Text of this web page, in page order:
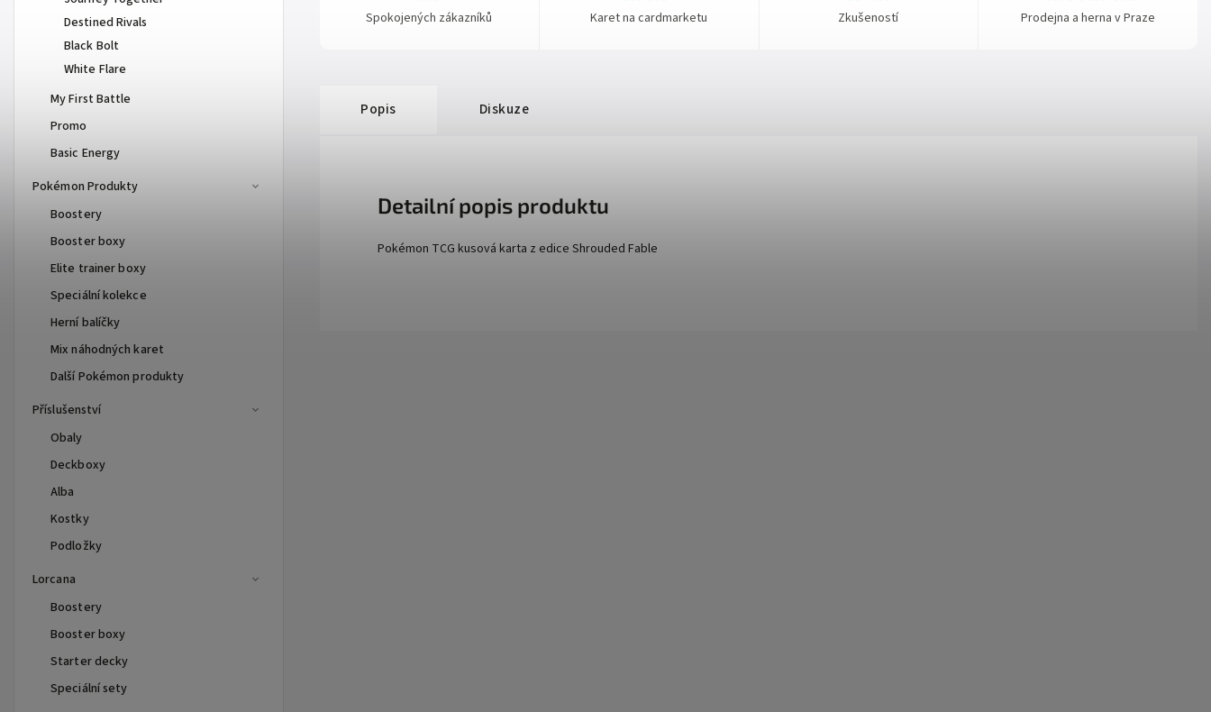
Destined Rivals
Black Bolt
White Flare
My First Battle
Promo
Basic Energy
Pokémon Produkty
Boostery
Booster boxy
Elite trainer boxy
Speciální kolekce
Herní balíčky
Mix náhodných karet
Další Pokémon produkty
Příslušenství
Obaly
Deckboxy
Alba
Kostky
Podložky
Lorcana
Boostery
Booster boxy
Starter decky
Speciální sety
Spokojených zákazníků Karet na cardmarketu Zkušeností Prodejna a herna v Praze
Popis Diskuze
Detailní popis produktu
Pokémon TCG kusová karta z edice Shrouded Fable